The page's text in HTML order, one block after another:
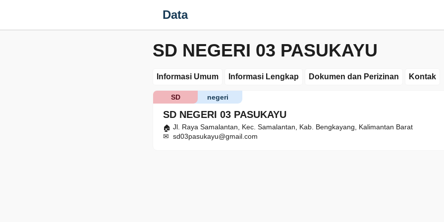
Data
SD NEGERI 03 PASUKAYU
Informasi Umum Informasi Lengkap Dokumen dan Perizinan Kontak
SD NEGERI 03 PASUKAYU
negeri
SD
Jl. Raya Samalantan, Kec. Samalantan, Kab. Bengkayang, Kalimantan Barat
sd03pasukayu@gmail.com